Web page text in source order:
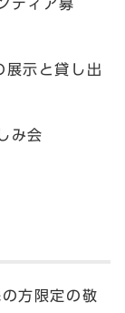
ティア募
示と貸し出
み会
方限定の敬